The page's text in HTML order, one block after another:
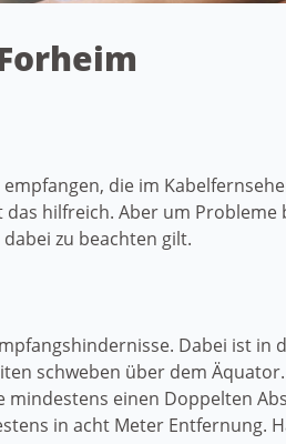
die im
hilfreich. Aber um
zu beachten gilt.
Dabei ist
schweben über dem
einen Doppelten
in acht Meter Entfernung.